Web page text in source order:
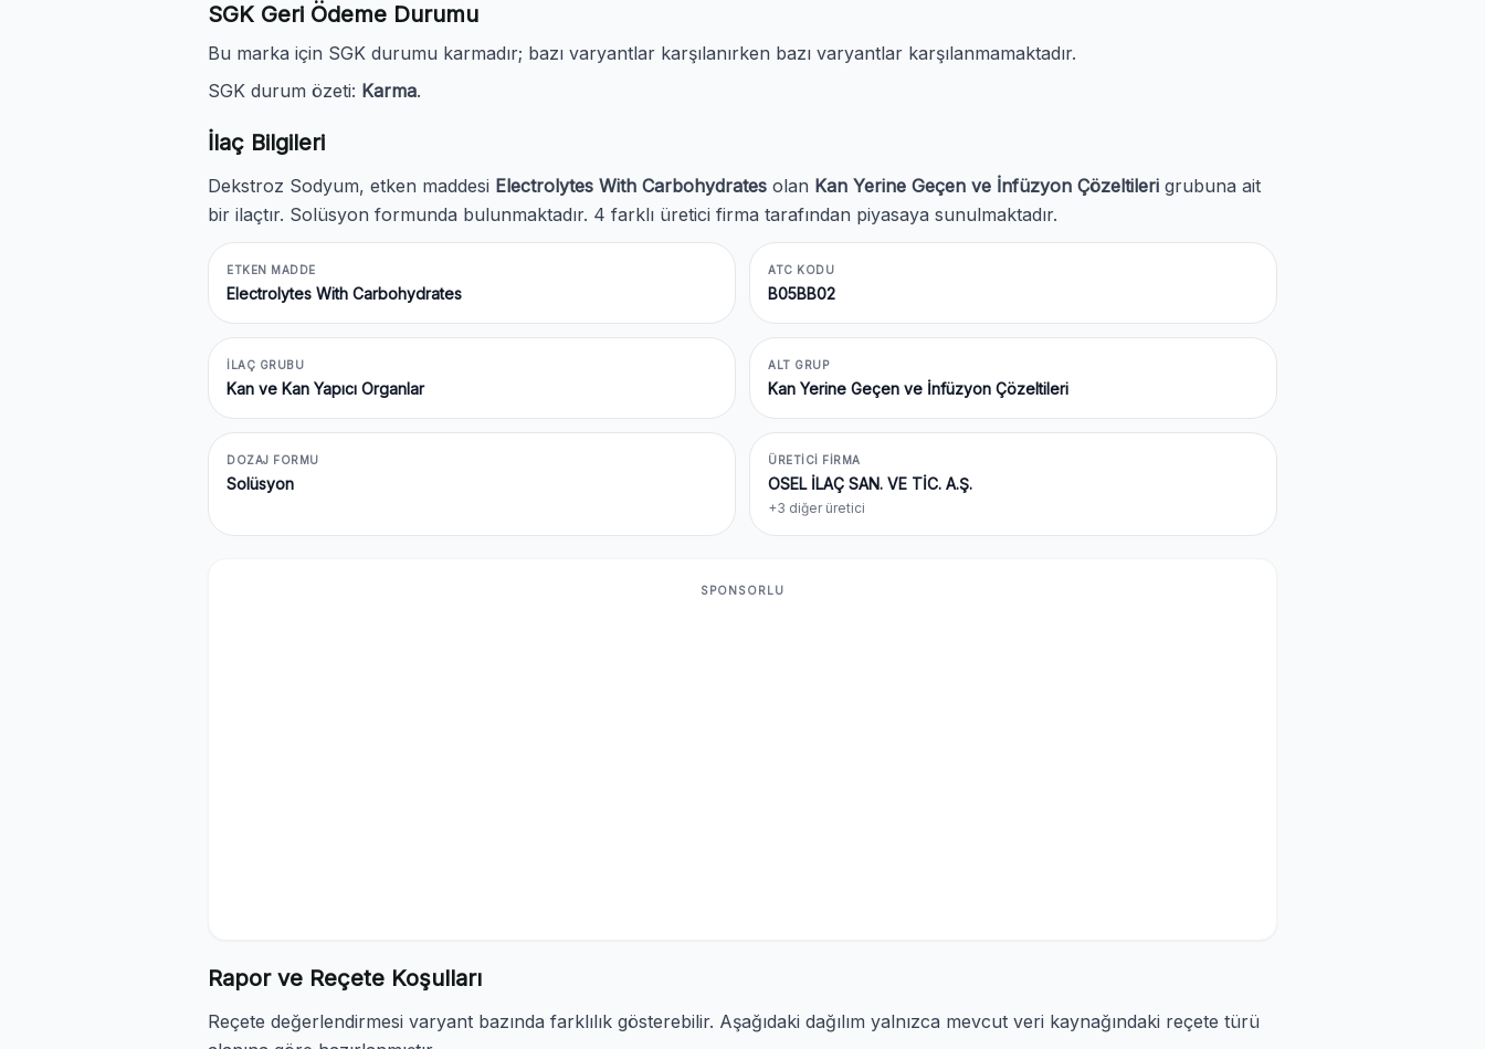
SGK Geri Ödeme Durumu
Bu marka için SGK durumu karmadır; bazı varyantlar karşılanırken bazı varyantlar karşılanmamaktadır.
SGK durum özeti: Karma.
İlaç Bilgileri
Dekstroz Sodyum, etken maddesi Electrolytes With Carbohydrates olan Kan Yerine Geçen ve İnfüzyon Çözeltileri grubuna ait
bir ilaçtır. Solüsyon formunda bulunmaktadır. 4 farklı üretici firma tarafından piyasaya sunulmaktadır.
ETKEN MADDE
Electrolytes With Carbohydrates
ATC KODU
B05BB02
İLAÇ GRUBU
Kan ve Kan Yapıcı Organlar
ALT GRUP
Kan Yerine Geçen ve İnfüzyon Çözeltileri
DOZAJ FORMU
Solüsyon
ÜRETICI FIRMA
OSEL İLAÇ SAN. VE TİC. A.Ş.
+3 diğer üretici
SPONSORLU
Rapor ve Reçete Koşulları
Reçete değerlendirmesi varyant bazında farklılık gösterebilir. Aşağıdaki dağılım yalnızca mevcut veri kaynağındaki reçete türü